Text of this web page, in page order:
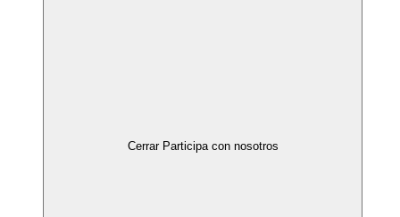
Cerrar Participa con nosotros